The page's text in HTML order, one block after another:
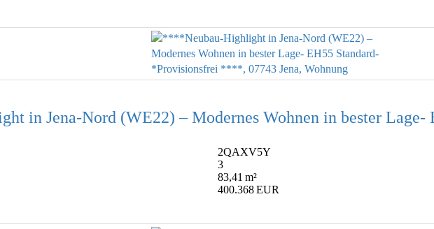
in Jena-Nord (WE22) – Modernes Wohnen in bester
2QAXV5Y
3
83,41 m²
400.368 EUR